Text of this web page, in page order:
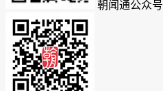
朝闻通公众号